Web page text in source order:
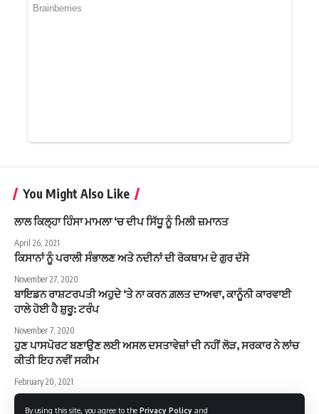
By using this site, you agree to the Privacy Policy and
You Might Also Like
ਲਾਲ ਕਿਲ੍ਹਾ ਹਿੰਸਾ ਮਾਮਲਾ ‘ਚ ਦੀਪ ਸਿੱਧੂ ਨੂੰ ਮਿਲੀ ਜ਼ਮਾਨਤ
April 26, 2021
ਕਿਸਾਨਾਂ ਨੂੰ ਪਰਾਲੀ ਸੰਭਾਲਣ ਅਤੇ ਨਦੀਨਾਂ ਦੀ ਰੋਕਥਾਮ ਦੇ ਗੁਰ ਦੱਸੇ
November 27, 2020
ਬਾਇਡਨ ਰਾਸ਼ਟਰਪਤੀ ਅਹੁਦੇ ‘ਤੇ ਨਾ ਕਰਨ ਗ਼ਲਤ ਦਾਅਵਾ, ਕਾਨੂੰਨੀ ਕਾਰਵਾਈ
ਹਾਲੇ ਹੋਈ ਹੈ ਸ਼ੁਰੂ: ਟਰੰਪ
November 7, 2020
ਹੁਣ ਪਾਸਪੋਰਟ ਬਣਾਉਣ ਲਈ ਅਸਲ ਦਸਤਾਵੇਜ਼ਾਂ ਦੀ ਨਹੀਂ ਲੋੜ, ਸਰਕਾਰ ਨੇ ਲਾਂਚ
ਕੀਤੀ ਇਹ ਨਵੀਂ ਸਕੀਮ
February 20, 2021